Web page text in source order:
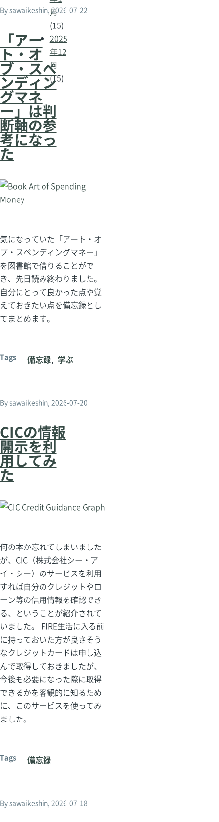
By sawaikeshin , 2026-07-22
「アー
ト・オ
ブ・スペ
ンディン
グマネ
ー」は判
断軸の参
考になっ
た
気になっていた「アート・オ
ブ・スペンディングマネー」
を図書館で借りることがで
き、先日読み終わりました。
自分にとって良かった点や覚
えておきたい点を備忘録とし
てまとめます。
Tags 備忘録 学ぶ
By sawaikeshin , 2026-07-20
CICの情報
開示を利
用してみ
た
何の本か忘れてしまいました
が、CIC（株式会社シー・ア
イ・シー）のサービスを利用
すれば自分のクレジットやロ
ーン等の信用情報を確認でき
る、ということが紹介されて
いました。 FIRE生活に入る前
に持っておいた方が良さそう
なクレジットカードは申し込
んで取得しておきましたが、
今後も必要になった際に取得
できるかを客観的に知るため
に、このサービスを使ってみ
ました。
Tags 備忘録
Bysawaikeshin, 2026-07-18
月
(15)
2025
年12
月
(15)